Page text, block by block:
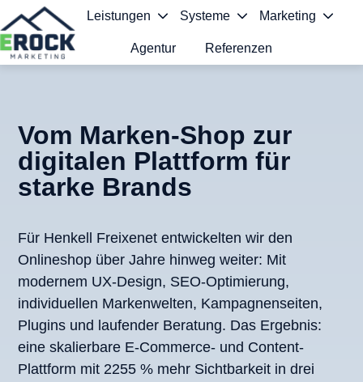
Leistungen Systeme Marketing
Agentur Referenzen
Vom Marken-Shop zur
digitalen Plattform für
starke Brands
Für Henkell Freixenet entwickelten wir den
Onlineshop über Jahre hinweg weiter: Mit
modernem UX-Design, SEO-Optimierung,
individuellen Markenwelten, Kampagnenseiten,
Plugins und laufender Beratung. Das Ergebnis:
eine skalierbare E-Commerce- und Content-
Plattform mit 2255 % mehr Sichtbarkeit in drei